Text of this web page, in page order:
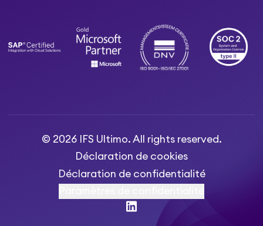
© 2026 IFS Ultimo. All rights reserved.
Déclaration de cookies
Déclaration de confidentialité